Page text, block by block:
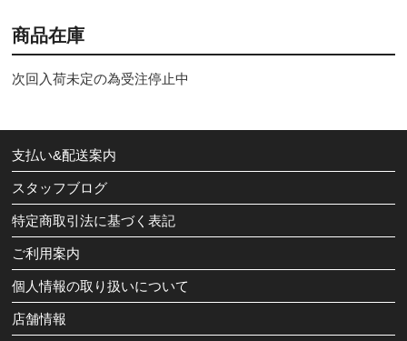
商品在庫
次回入荷未定の為受注停止中
支払い&配送案内
スタッフブログ
特定商取引法に基づく表記
ご利用案内
個人情報の取り扱いについて
店舗情報